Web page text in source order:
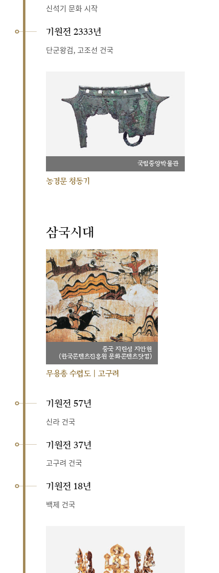
신석기 문화 시작
기원전 2333년
단군왕검, 고조선 건국
국립중앙박물관
농경문 청동기
삼국시대
중국 지린성 지안현
(한국콘텐츠진흥원 문화콘텐츠닷컴)
무용총 수렵도 | 고구려
기원전 57년
신라 건국
기원전 37년
고구려 건국
기원전 18년
백제 건국